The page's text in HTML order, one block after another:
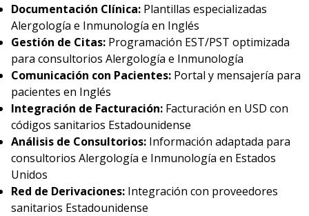
Documentación Clínica: Plantillas especializadas
Alergología e Inmunología en Inglés
Gestión de Citas: Programación EST/PST optimizada
para consultorios Alergología e Inmunología
Comunicación con Pacientes: Portal y mensajería para
pacientes en Inglés
Integración de Facturación: Facturación en USD con
códigos sanitarios Estadounidense
Análisis de Consultorios: Información adaptada para
consultorios Alergología e Inmunología en Estados
Unidos
Red de Derivaciones: Integración con proveedores
sanitarios Estadounidense